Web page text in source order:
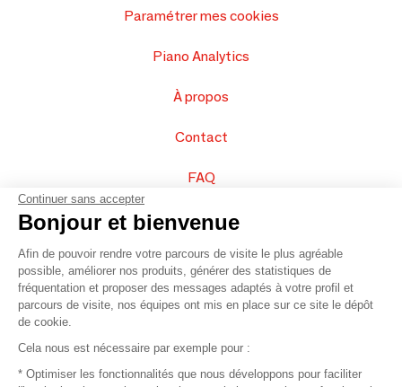
Paramétrer mes cookies
Piano Analytics
À propos
Contact
FAQ
Vendez vos produits
Plan du site
© 2016 –Organisation SAFI
Continuer sans accepter
Bonjour et bienvenue
Afin de pouvoir rendre votre parcours de visite le plus agréable
possible, améliorer nos produits, générer des statistiques de
fréquentation et proposer des messages adaptés à votre profil et
parcours de visite, nos équipes ont mis en place sur ce site le dépôt
de cookie.
Cela nous est nécessaire par exemple pour :
* Optimiser les fonctionnalités que nous développons pour faciliter